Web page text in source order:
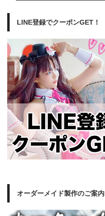
LINE登録でクーポンGET！
オーダーメイド製作のご案内